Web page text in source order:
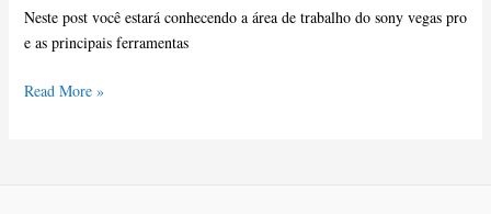
Neste post você estará conhecendo a área de trabalho do sony vegas pro
e as principais ferramentas
Read More »